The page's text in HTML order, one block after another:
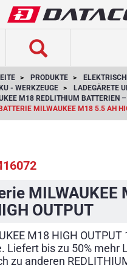
PRODUKTE
- WERKZEUGE
LADEGÄRETE
M18 REDLITHIUM BATTERIEN –
MILWAUKEE M18 5.5 AH
MILWAUKEE
OUTPUT
M18 HIGH OUTPUT
Liefert bis zu 50% mehr
zu anderen